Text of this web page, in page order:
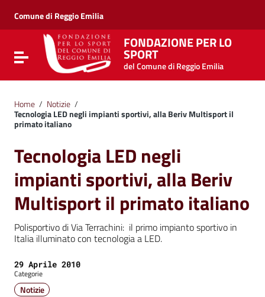
Vai al menu di navigazione
Vai al footer
Comune di Reggio Emilia
Attiva / disattiva la navigazione
FONDAZIONE PER LO
SPORT
del Comune di Reggio Emilia
Home / Notizie /
Tecnologia LED negli impianti sportivi, alla Beriv Multisport il
primato italiano
Tecnologia LED negli
impianti sportivi, alla Beriv
Multisport il primato italiano
Polisportivo di Via Terrachini: il primo impianto sportivo in
Italia illuminato con tecnologia a LED.
Data:
29 Aprile 2010
Categorie
Notizie